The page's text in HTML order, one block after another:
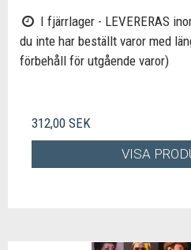
I fjärrlager - LEVERERAS
du inte har beställt varor med
förbehåll för utgående varor)
312,00 SEK
VISA